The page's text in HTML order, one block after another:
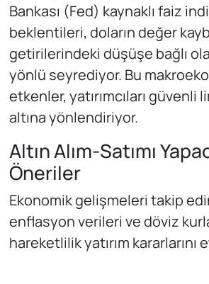
Bankası (Fed) kaynaklı faiz
beklentileri, doların değer
getirilerindeki düşüşe bağlı
yönlü seyrediyor. Bu
etkenler, yatırımcıları güvenli
altına yönlendiriyor.
Altın Alım-Satımı
Öneriler
Ekonomik gelişmeleri takip
enflasyon verileri ve döviz
hareketlilik yatırım kararlarını